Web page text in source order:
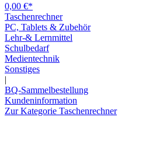
0,00 €*
Taschenrechner
PC, Tablets & Zubehör
Lehr-& Lernmittel
Schulbedarf
Medientechnik
Sonstiges
|
BQ-Sammelbestellung
Kundeninformation
Zur Kategorie Taschenrechner